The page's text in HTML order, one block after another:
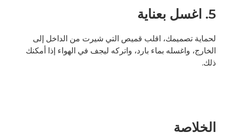
5. اغسل بعناية
لحماية تصميمك، اقلب قميص التي شيرت من الداخل إلى
الخارج، واغسله بماء بارد، واتركه ليجف في الهواء إذا أمكنك
ذلك.
الخلاصة